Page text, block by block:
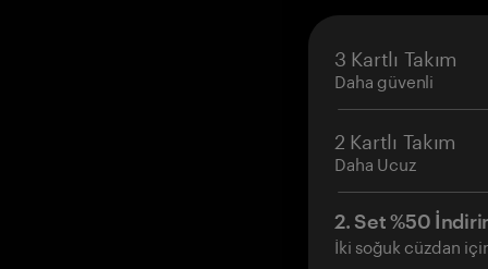
3 Kartlı Takım
Daha güvenli
2 Kartlı Takım
Daha Ucuz
2. Set %50
İki soğuk cüzdan